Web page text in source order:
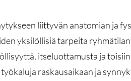
liittyvän anatomian ja
yksilöllisiä tarpeita
itseluottamusta ja
raskausaikaan ja